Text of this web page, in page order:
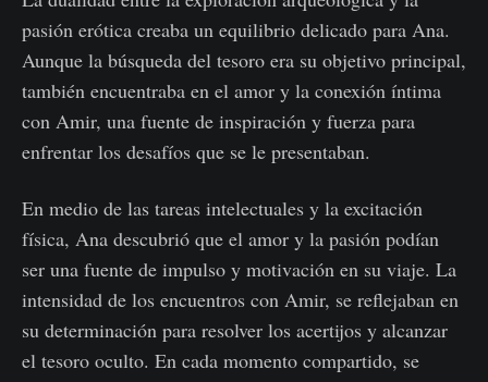
pasión erótica creaba un equilibrio delicado para Ana.
Aunque la búsqueda del tesoro era su objetivo principal,
también encuentraba en el amor y la conexión íntima
con Amir, una fuente de inspiración y fuerza para
enfrentar los desafíos que se le presentaban.
En medio de las tareas intelectuales y la excitación
física, Ana descubrió que el amor y la pasión podían
ser una fuente de impulso y motivación en su viaje. La
intensidad de los encuentros con Amir, se reflejaban en
su determinación para resolver los acertijos y alcanzar
el tesoro oculto. En cada momento compartido, se